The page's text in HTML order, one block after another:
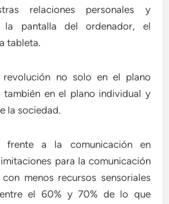
relaciones personales y
la pantalla del ordenador, el
tableta.
no solo en el plano
también en el plano individual y
la sociedad.
frente a la comunicación en
para la comunicación
menos recursos sensoriales
el 60% y 70% de lo que